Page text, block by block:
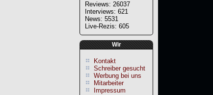
Reviews: 26037
Interviews: 621
News: 5531
Live-Rezis: 605
Wir
Kontakt
Schreiber gesucht
Werbung bei uns
Mitarbeiter
Impressum